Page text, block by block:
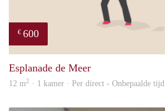
€ 600
Esplanade de Meer
12 m2 · 1 kamer · Per direct - Onbepaalde tijd